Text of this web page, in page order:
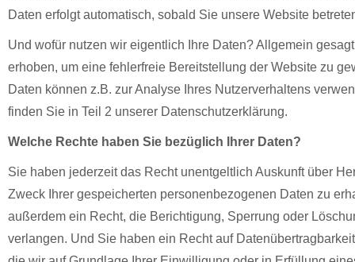
Daten erfolgt automatisch, sobald Sie unsere Website
Und wofür nutzen wir eigentlich Ihre Daten? Allgemein
erhoben, um eine fehlerfreie Bereitstellung der Website zu
Daten können z.B. zur Analyse Ihres Nutzerverhaltens
finden Sie in Teil 2 unserer Datenschutzerklärung.
Welche Rechte haben Sie bezüglich Ihrer Daten?
Sie haben jederzeit das Recht unentgeltlich Auskunft über
Zweck Ihrer gespeicherten personenbezogenen Daten zu
außerdem ein Recht, die Berichtigung, Sperrung oder
verlangen. Und Sie haben ein Recht auf